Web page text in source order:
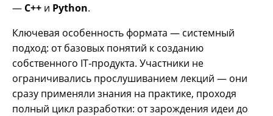
— C++ и Python.
Ключевая особенность формата — системный
подход: от базовых понятий к созданию
собственного IT‑продукта. Участники не
ограничивались прослушиванием лекций — они
сразу применяли знания на практике, проходя
полный цикл разработки: от зарождения идеи до